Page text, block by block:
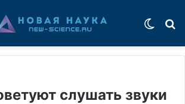
слушать звуки